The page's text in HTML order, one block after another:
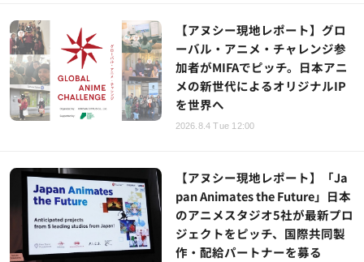
【アヌシー現地レポート】グロ
ーバル・アニメ・チャレンジ参
加者がMIFAでピッチ。日本アニ
メの新世代によるオリジナルIP
を世界へ
2026.8.4 Tue 12:00
【アヌシー現地レポート】「Ja
pan Animates the Future」日本
のアニメスタジオ5社が最新プロ
ジェクトをピッチ、国際共同製
作・配給パートナーを募る